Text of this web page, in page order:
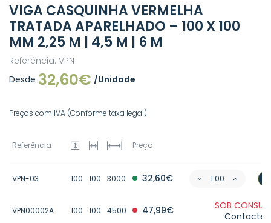
VIGA CASQUINHA VERMELHA
TRATADA APARELHADO – 100 X 100
MM 2,25 M | 4,5 M | 6 M
Referência: VPN
Desde 32,60€ /Unidade
Preços com IVA (Conforme taxa legal)
Referência Preço
VPN-03 100 100 3000 32,60€
VPN00002A 100 100 4500 47,99€
SOB